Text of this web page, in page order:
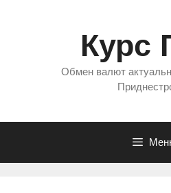
Курс
Обмен валют